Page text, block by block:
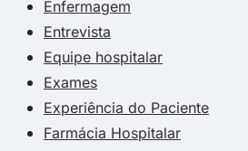
Enfermagem
Entrevista
Equipe hospitalar
Exames
Experiência do Paciente
Farmácia Hospitalar